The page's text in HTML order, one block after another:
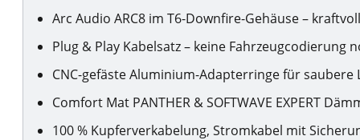
Arc Audio ARC8 im T6-Downfire-Gehäuse –
Plug & Play Kabelsatz – keine Fahrzeugcodierung
CNC-gefäste Aluminium-Adapterringe für
Comfort Mat PANTHER & SOFTWAVE EXPERT
100 % Kupferverkabelung, Stromkabel mit